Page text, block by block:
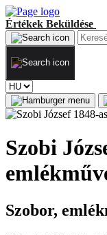
Értékek Beküldése
Szobi
Szobor,